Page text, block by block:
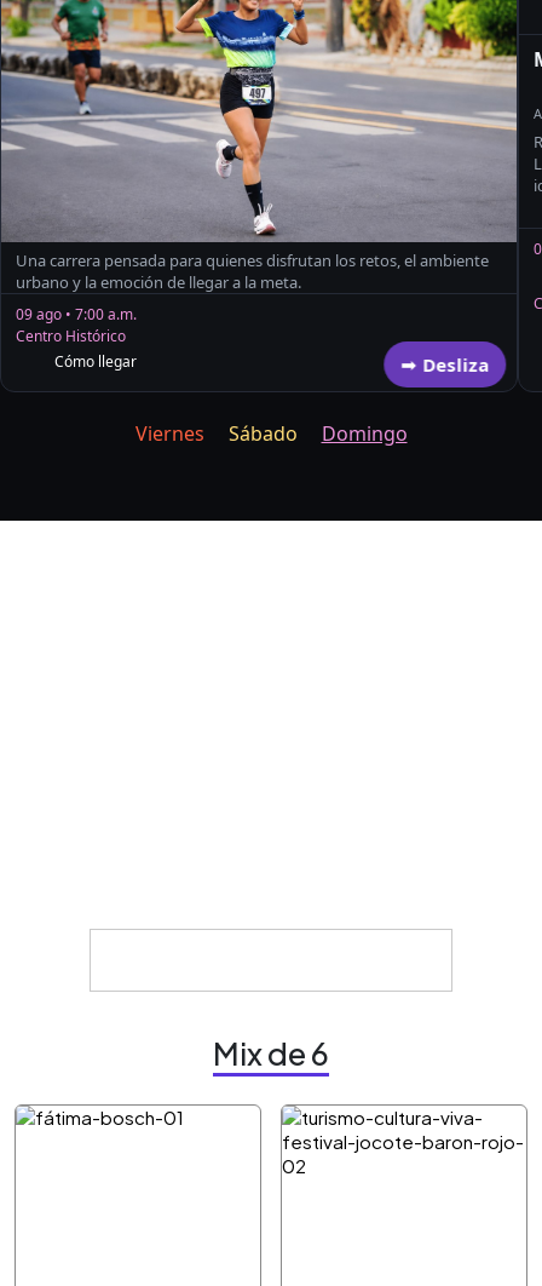
Mix de 6